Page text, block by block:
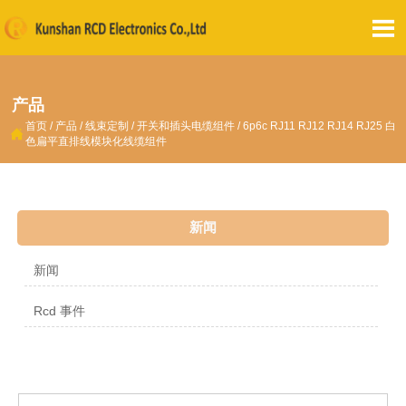

产品
 首页 / 产品 /线束定制 /开关和插头电缆组件 /6p6c RJ11 RJ12 RJ14 RJ25 白
色扁平直排线模块化线缆组件
新闻
新闻
Rcd 事件